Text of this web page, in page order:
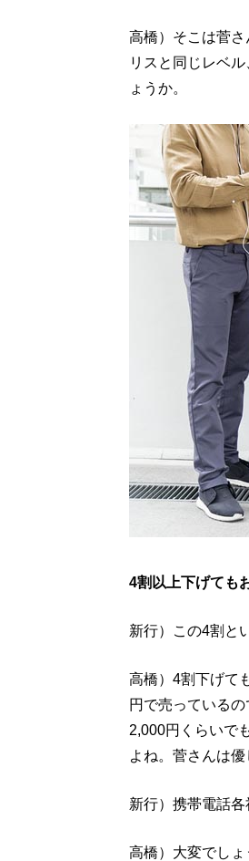
高橋）そこは菅
リスと同じレベ
ょうか。
4割以上下げても
新行）この4割と
高橋）4割下げて
円で売っている
2,000円くらいで
よね。菅さんは
新行）携帯電話各
高橋）大変でしょ